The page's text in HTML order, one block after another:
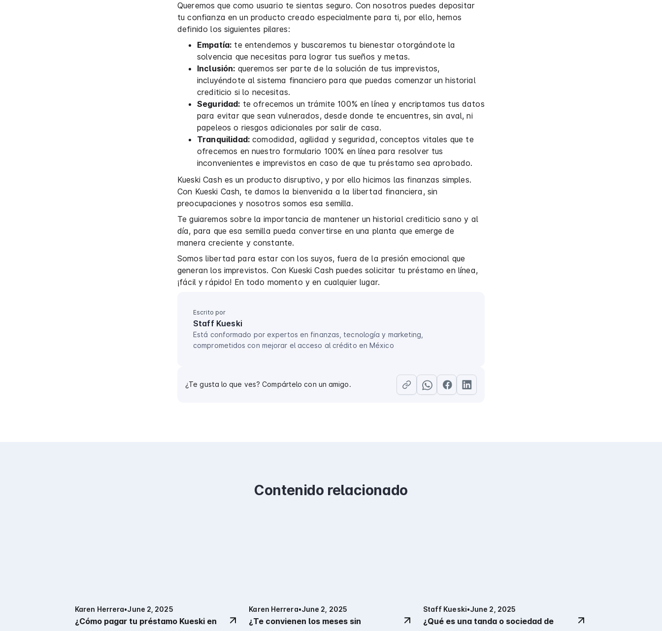
Queremos que como usuario te sientas seguro. Con nosotros puedes depositar
tu confianza en un producto creado especialmente para ti, por ello, hemos
definido los siguientes pilares:
Empatía: te entendemos y buscaremos tu bienestar otorgándote la
solvencia que necesitas para lograr tus sueños y metas.
Inclusión: queremos ser parte de la solución de tus imprevistos,
incluyéndote al sistema financiero para que puedas comenzar un historial
crediticio si lo necesitas.
Seguridad: te ofrecemos un trámite 100% en línea y encriptamos tus datos
para evitar que sean vulnerados, desde donde te encuentres, sin aval, ni
papeleos o riesgos adicionales por salir de casa.
Tranquilidad:comodidad, agilidad y seguridad, conceptos vitales que te
ofrecemos en nuestro formulario 100% en línea para resolver tus
inconvenientes e imprevistos en caso de que tu préstamo sea aprobado.
Kueski Cash es un producto disruptivo, y por ello hicimos las finanzas simples.
Con Kueski Cash, te damos la bienvenida a la libertad financiera, sin
preocupaciones y nosotros somos esa semilla.
Te guiaremos sobre la importancia de mantener un historial crediticio sano y al
día, para que esa semilla pueda convertirse en una planta que emerge de
manera creciente y constante.
Somos libertad para estar con los suyos, fuera de la presión emocional que
generan los imprevistos. Con Kueski Cash puedes solicitar tu préstamo en línea,
¡fácil y rápido! En todo momento y en cualquier lugar.
Escrito por
Staff Kueski
Está conformado por expertos en finanzas, tecnología y marketing,
comprometidos con mejorar el acceso al crédito en México
¿Te gusta lo que ves? Compártelo con un amigo.
Contenido relacionado
Karen Herrera•June 2, 2025
¿Cómo pagar tu préstamo Kueski en
Karen Herrera•June 2, 2025
¿Te convienen los meses sin
Staff Kueski•June 2, 2025
¿Qué es una tanda o sociedad de